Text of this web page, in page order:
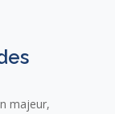
majeur,